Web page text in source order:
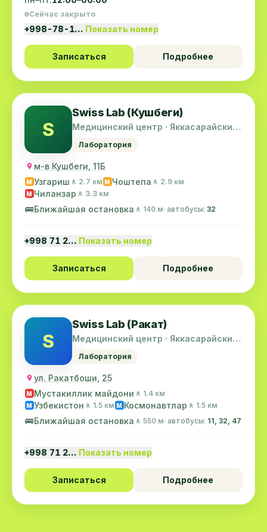
Сейчас закрыто
+998-78-1… Показать номер
Записаться Подробнее
S
Swiss Lab (Кушбеги)
Медицинский центр · Яккасарайский
Лаборатория
м-в Кушбеги, 11Б
M Узгариш 🚶 2.7 км M Чоштепа 🚶 2.9 км
M Чиланзар 🚶 3.3 км
🚌Ближайшая остановка 🚶 140 м· автобусы: 32
+998 71 2… Показать номер
Записаться Подробнее
S
Swiss Lab (Ракат)
Медицинский центр · Яккасарайский
Лаборатория
ул. Ракатбоши, 25
M Мустакиллик майдони 🚶 1.4 км
M Узбекистон 🚶 1.5 км M Космонавтлар 🚶 1.5 км
🚌Ближайшая остановка 🚶 550 м· автобусы: 11, 32, 47
+998 71 2… Показать номер
Записаться Подробнее